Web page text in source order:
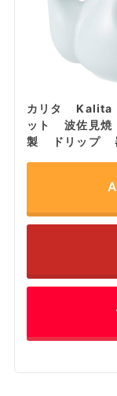
カリタ
ット 波佐
製 ドリッ